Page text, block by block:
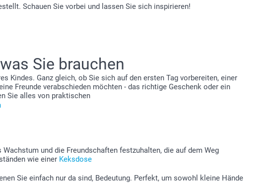
Schauen Sie vorbei und lassen Sie sich inspirieren!
Sie brauchen
Kindes. Ganz gleich, ob Sie sich auf den ersten Tag vorbereiten, einer
Freunde verabschieden möchten - das richtige Geschenk oder ein
Sie alles von praktischen
und die Freundschaften festzuhalten, die auf dem Weg
wie einer Keksdose
Sie einfach nur da sind, Bedeutung. Perfekt, um sowohl kleine Hände